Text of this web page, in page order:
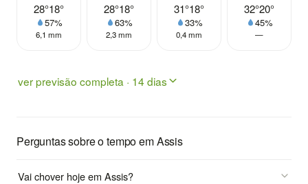
28°18°
57%
6,1 mm
28°18°
63%
2,3 mm
31°18°
33%
0,4 mm
32°20°
45%
—
ver previsão completa · 14 dias
Perguntas sobre o tempo em Assis
Vai chover hoje em Assis?